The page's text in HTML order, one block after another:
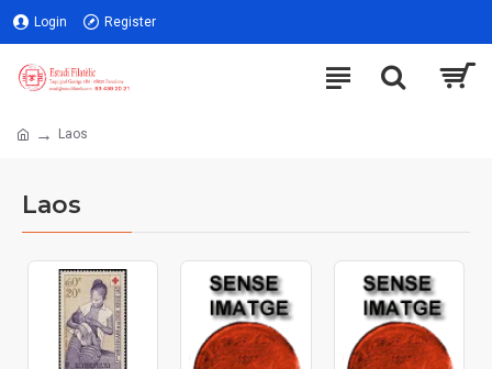
Login Register
Laos
Laos